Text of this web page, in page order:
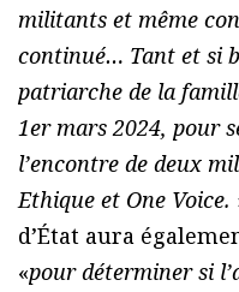
militants et même
continué… Tant et si
patriarche de la
1er mars 2024, pour
l’encontre de deux
Ethique et One Voice.
d’État aura
«pour déterminer si